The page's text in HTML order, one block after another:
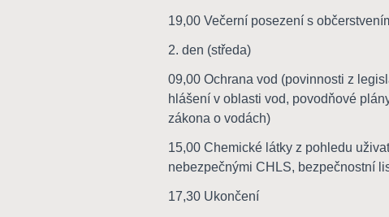
19,00 Večerní posezení s
2. den (středa)
09,00 Ochrana vod (povinnosti z
hlášení v oblasti vod, povodňové
zákona o vodách)
15,00 Chemické látky z pohledu
nebezpečnými CHLS, bezpečnostní
17,30 Ukončení